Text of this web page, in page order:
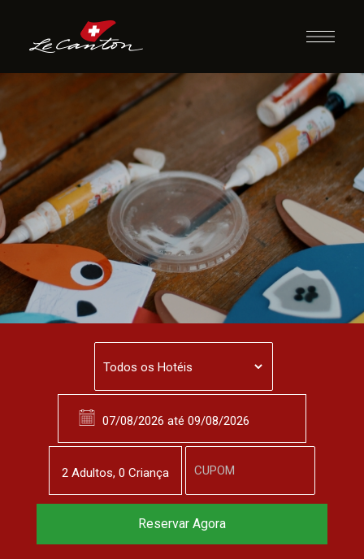
Artesanato
2 Adultos, 0 Criança
Reserve agora, com
Reservar Agora